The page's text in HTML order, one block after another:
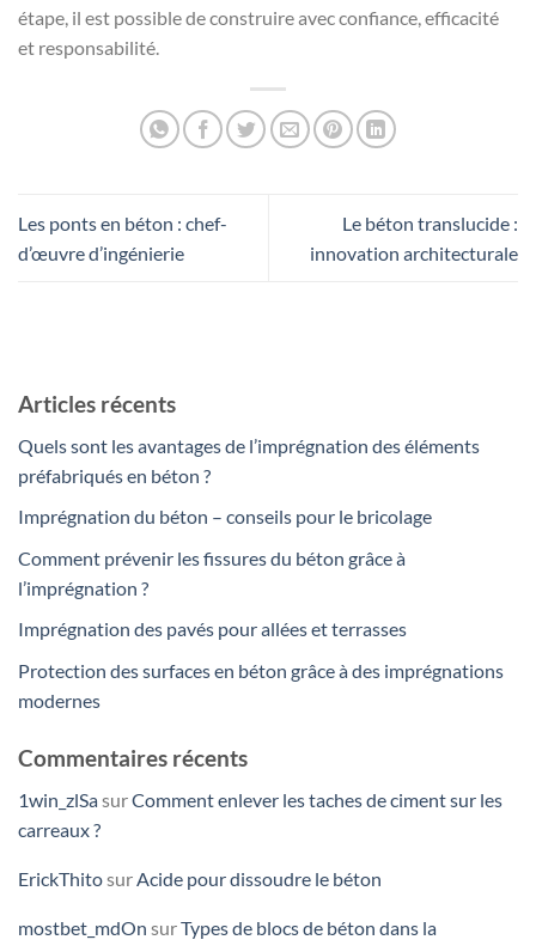
étape, il est possible de construire avec confiance, efficacité
et responsabilité.
Les ponts en béton : chef-
d’œuvre d’ingénierie
Le béton translucide :
innovation architecturale
Articles récents
Quels sont les avantages de l’imprégnation des éléments
préfabriqués en béton ?
Imprégnation du béton – conseils pour le bricolage
Comment prévenir les fissures du béton grâce à
l’imprégnation ?
Imprégnation des pavés pour allées et terrasses
Protection des surfaces en béton grâce à des imprégnations
modernes
Commentaires récents
1win_zlSasurComment enlever les taches de ciment sur les
carreaux ?
ErickThitosur Acide pour dissoudre le béton
mostbet_mdOn surTypes de blocs de béton dans la